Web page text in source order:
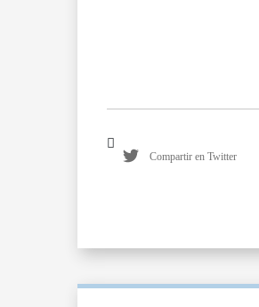
Compartir en Twitter